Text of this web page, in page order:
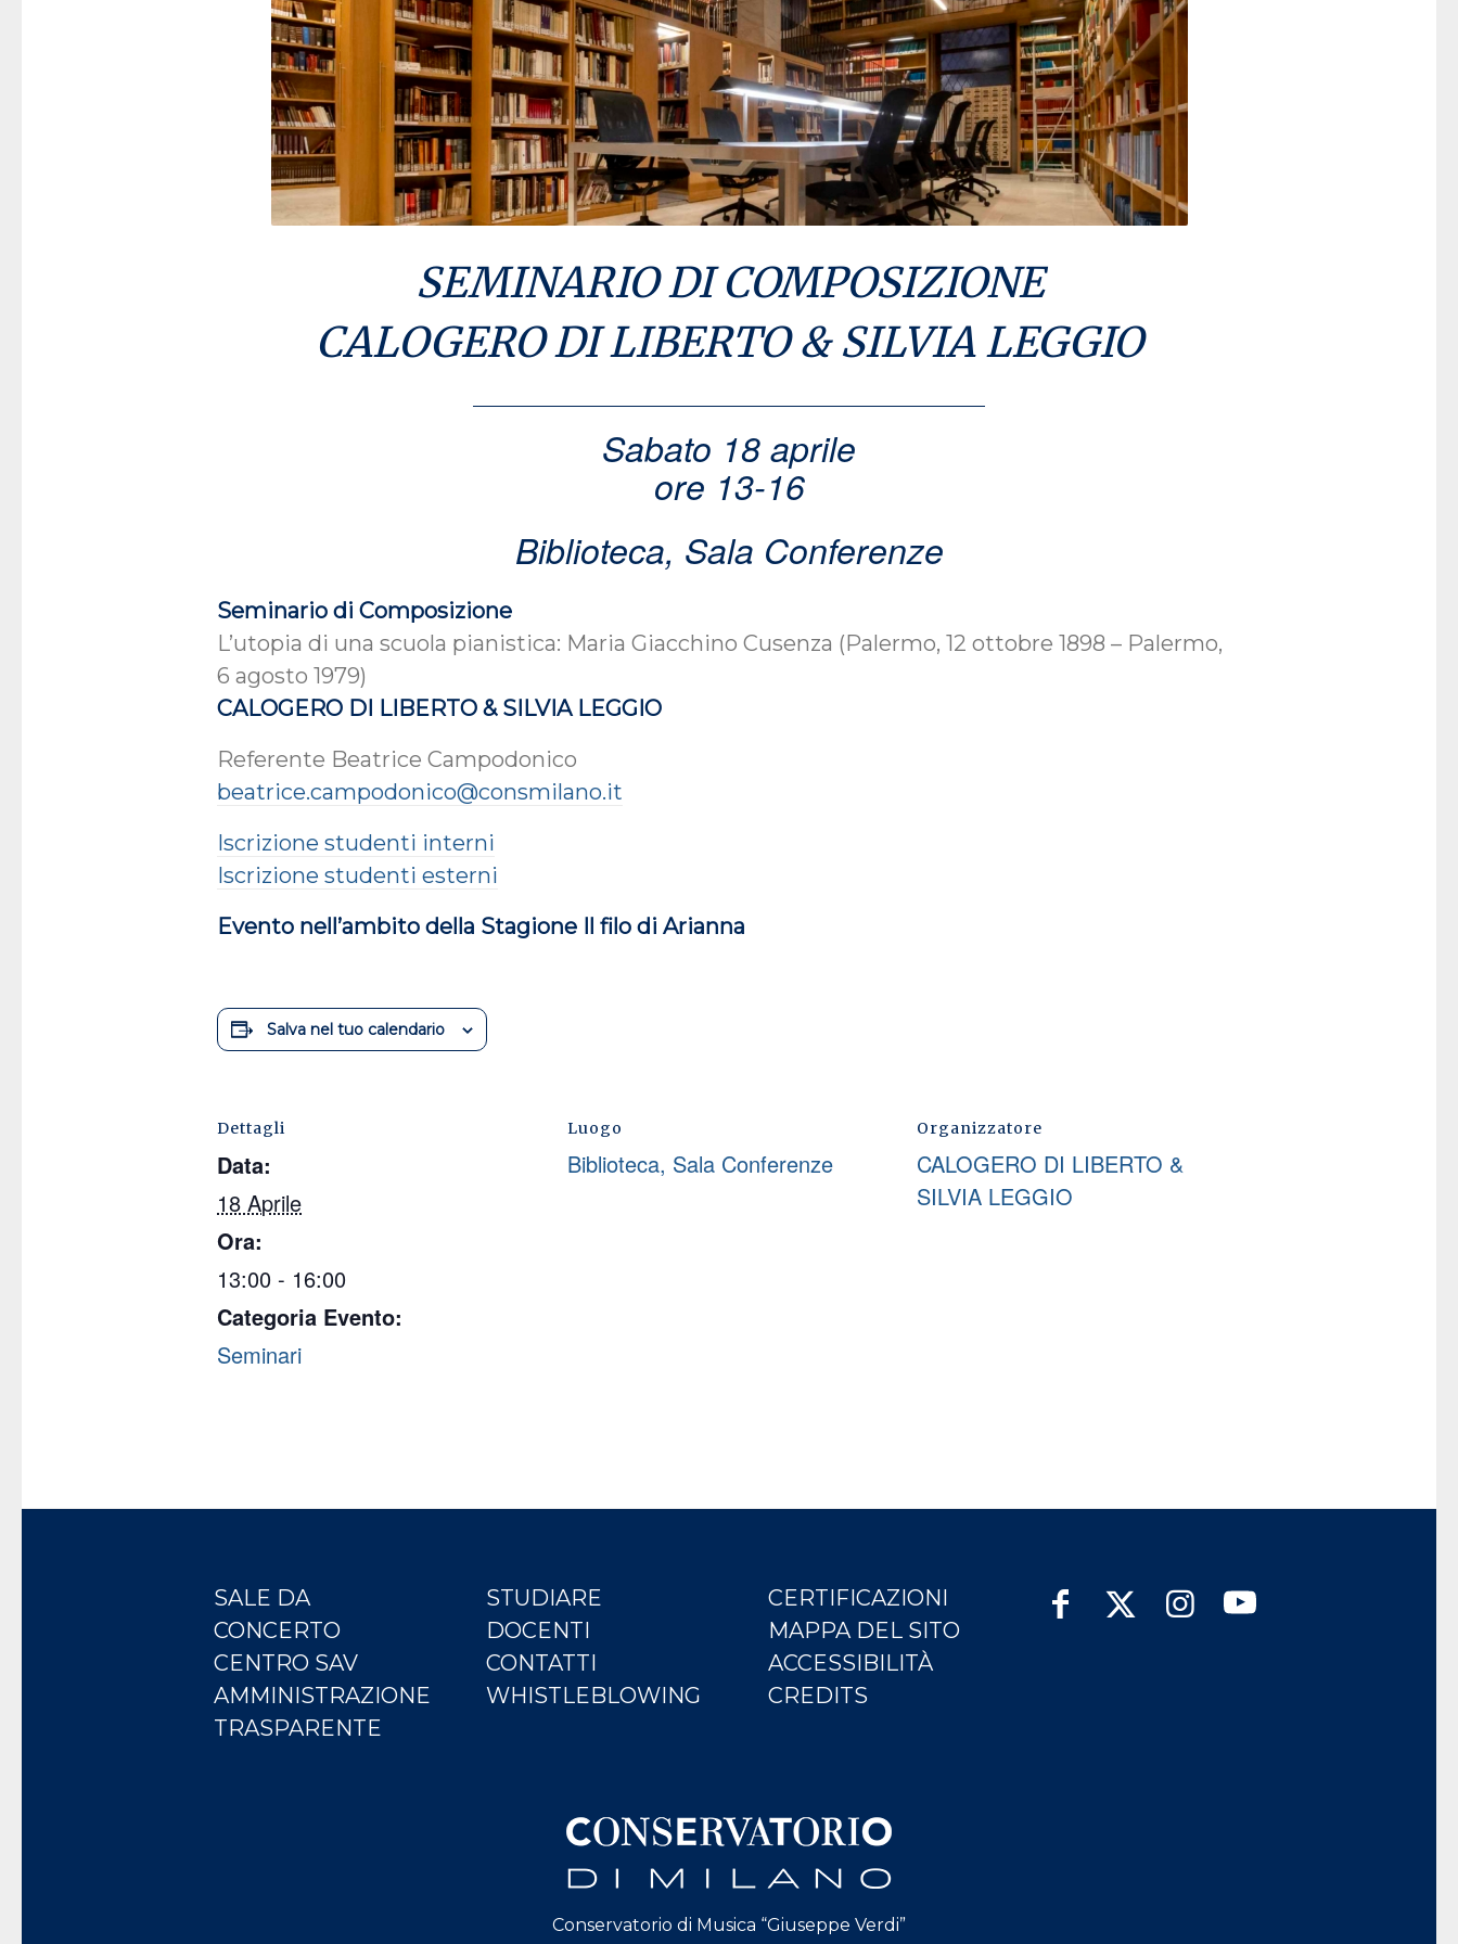
SEMINARIO DI COMPOSIZIONE
CALOGERO DI LIBERTO & SILVIA LEGGIO
Sabato 18 aprile
ore 13-16
Biblioteca, Sala Conferenze
Seminario di Composizione
L’utopia di una scuola pianistica: Maria Giacchino Cusenza (Palermo, 12 ottobre 1898 – Palermo,
6 agosto 1979)
CALOGERO DI LIBERTO & SILVIA LEGGIO
Referente Beatrice Campodonico
beatrice.campodonico@consmilano.it
Iscrizione studenti interni
Iscrizione studenti esterni
Evento nell’ambito della Stagione Il filo di Arianna
Salva nel tuo calendario
Dettagli
Data:
18 Aprile
Ora:
13:00 - 16:00
Categoria Evento:
Seminari
Luogo
Biblioteca, Sala Conferenze
Organizzatore
CALOGERO DI LIBERTO &
SILVIA LEGGIO
SALE DA
CONCERTO
CENTRO SAV
AMMINISTRAZIONE
TRASPARENTE
STUDIARE
DOCENTI
CONTATTI
WHISTLEBLOWING
CERTIFICAZIONI
MAPPA DEL SITO
ACCESSIBILITÀ
CREDITS
Conservatorio di Musica “Giuseppe Verdi”